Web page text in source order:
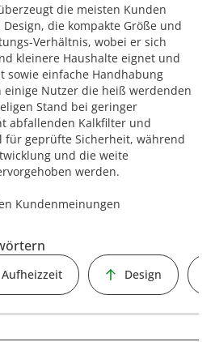
die meisten Kunden
die kompakte Größe und
Verhältnis, wobei er sich
kleinere Haushalte eignet und
sowie einfache Handhabung
Nutzer die heiß werdenden
Stand bei geringer
abfallenden Kalkfilter und
für geprüfte Sicherheit, während
und die weite
werden.
Kundenmeinungen
Aufheizzeit Design